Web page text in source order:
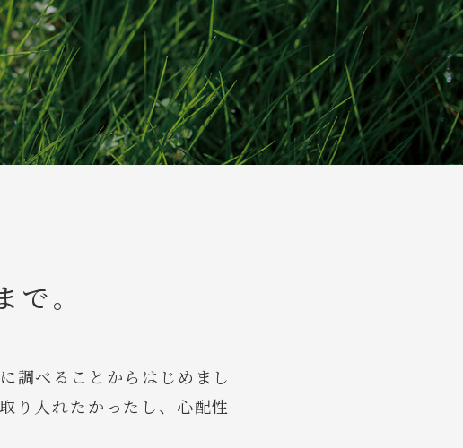
。
調べることからはじめまし
り入れたかったし、心配性